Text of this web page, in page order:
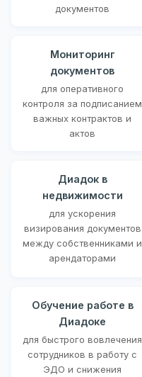
документов
Мониторинг
документов
для оперативного
контроля за подписанием
важных контрактов и
актов
Диадок в
недвижимости
для ускорения
визирования документов
между собственниками и
арендаторами
Обучение работе в
Диадоке
для быстрого вовлечения
сотрудников в работу с
ЭДО и снижения